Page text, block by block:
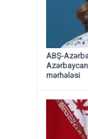
ABŞ-
mərhələsi